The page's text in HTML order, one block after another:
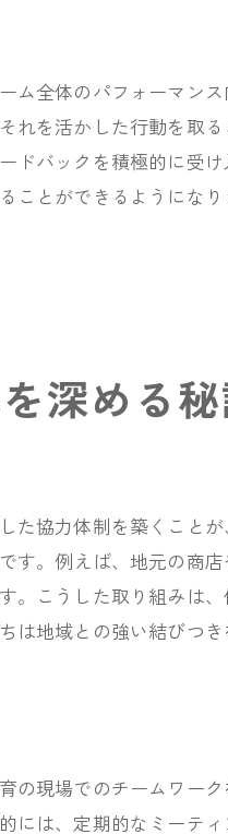
福井県で保育士がチーム
地域特性を活かした
福井県の保育士交流
保育士の団結力を高めるヒ
保育士の絆を深める
共同作業を通じた団
保育士の団結を促
保育士が一丸とな
ム全体のパフォーマン
れを活かした行動を取
ドバックを積極的に受
ことができるようにな
深める
た協力体制を築くこと
す。例えば、地元の商
。こうした取り組みは
地域との強い結びつ
の現場でのチームワー
には、定期的なミーテ